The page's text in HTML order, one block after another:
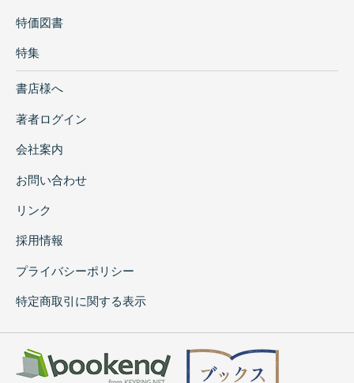
特価図書
特集
書店様へ
著者ログイン
会社案内
お問い合わせ
リンク
採用情報
プライバシーポリシー
特定商取引に関する表示